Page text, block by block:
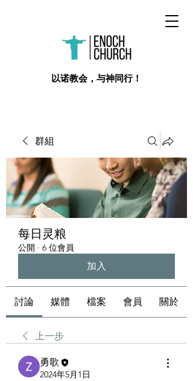
​以诺教会，与神同行！
群組
每日灵粮
公開 · 6 位會員
加入
討論 媒體 檔案 會員 關於
上一步
勇歌
2024年5月1日